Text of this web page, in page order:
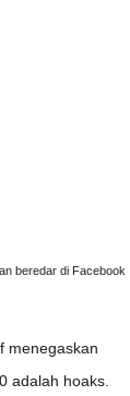
beredar di Facebook
menegaskan
adalah hoaks.